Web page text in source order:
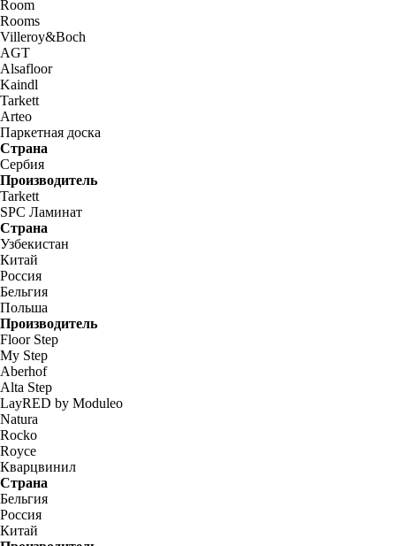
Room
Rooms
Villeroy&Boch
AGT
Alsafloor
Kaindl
Tarkett
Arteo
Паркетная доска
Страна
Сербия
Производитель
Tarkett
SPC Ламинат
Страна
Узбекистан
Китай
Россия
Бельгия
Польша
Производитель
Floor Step
My Step
Aberhof
Alta Step
LayRED by Moduleo
Natura
Rocko
Royce
Кварцвинил
Страна
Бельгия
Россия
Китай